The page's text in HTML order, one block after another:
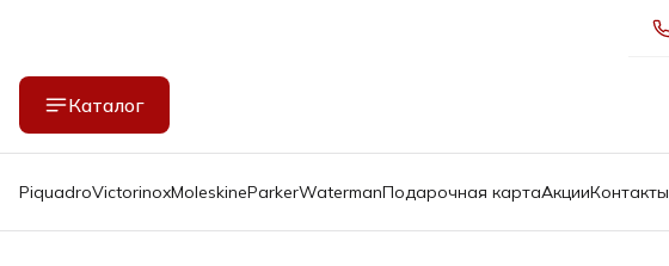
Каталог
PiquadroVictorinoxMoleskineParkerWatermanПодарочная картаАкцииКонтакты